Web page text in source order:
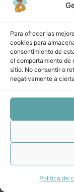
Para ofrecer las
cookies para
consentimiento de
el comportamiento de
sitio. No consentir o
negativamente a
Política de
DPAV
5 lecciones
DPAV
de
6 lecciones
procesos
procesos
DPAV
procesos
verificar
Anterior